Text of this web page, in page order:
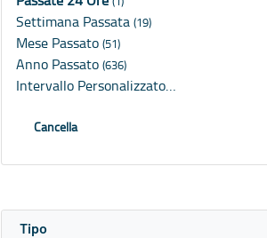
Settimana Passata (19)
Mese Passato (51)
Anno Passato (636)
Intervallo Personalizzato…
Cancella
Tipo